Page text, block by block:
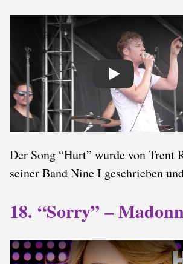
Play
Der Song “Hurt” wurde von Trent
seiner Band Nine I geschrieben
18. “Sorry” –